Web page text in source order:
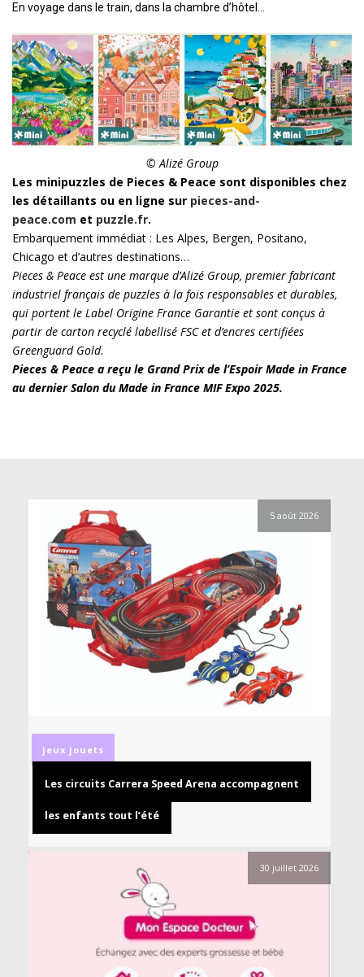
En voyage dans le train, dans la chambre d’hôtel…
© Alizé Group
Les minipuzzles de Pieces & Peace sont disponibles chez
les détaillants ou en ligne sur pieces-and-
peace.com et puzzle.fr.
Embarquement immédiat : Les Alpes, Bergen, Positano,
Chicago et d’autres destinations…
Pieces & Peace est une marque d’Alizé Group, premier fabricant
industriel français de puzzles à la fois responsables et durables,
qui portent le Label Origine France Garantie et sont conçus à
partir de carton recyclé labellisé FSC et d’encres certifiées
Greenguard Gold.
Pieces & Peace a reçu le Grand Prix de l’Espoir Made in France
au dernier Salon du Made in France MIF Expo 2025.
5 août 2026
jeux jouets
Les circuits Carrera Speed Arena accompagnent
les enfants tout l’été
30 juillet 2026